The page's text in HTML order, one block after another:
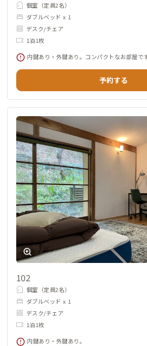
個室（定員2名）
ダブルベッド x 1
デスク/チェア
1泊1枚
内鍵あり・外鍵あり。コンパクトなお部屋で
予約する
102
個室（定員2名）
ダブルベッド x 1
デスク/チェア
1泊1枚
内鍵あり・外鍵あり。